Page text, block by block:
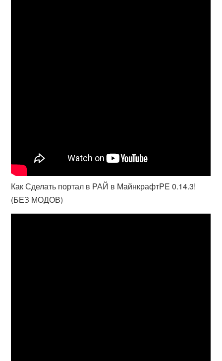
Как Сделать портал в РАЙ в МайнкрафтPE 0.14.3!
(БЕЗ МОДОВ)